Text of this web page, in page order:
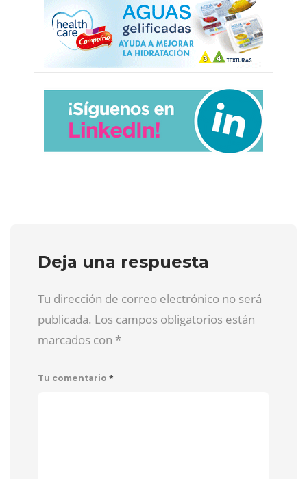
Deja una respuesta
Tu dirección de correo electrónico no será
publicada. Los campos obligatorios están
marcados con *
Tu comentario *